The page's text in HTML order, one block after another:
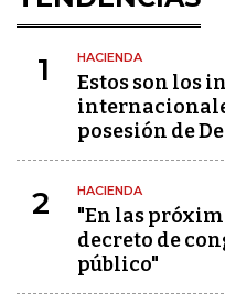
1 HACIENDA
Estos son los
posesión de
2 HACIENDA
"En las
decreto de
público"